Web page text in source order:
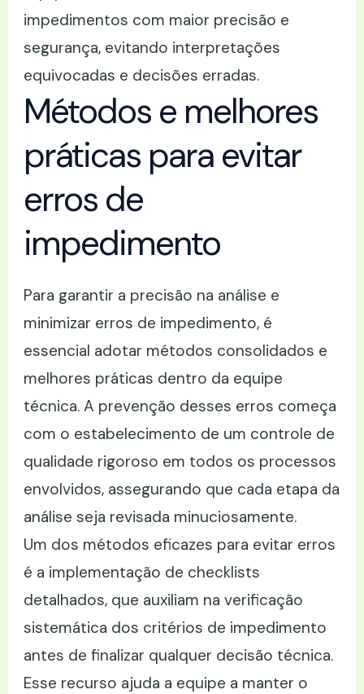
impedimentos com maior precisão e
segurança, evitando interpretações
equivocadas e decisões erradas.
Métodos e melhores
práticas para evitar
erros de
impedimento
Para garantir a precisão na análise e
minimizar erros de impedimento, é
essencial adotar métodos consolidados e
melhores práticas dentro da equipe
técnica. A prevenção desses erros começa
com o estabelecimento de um controle de
qualidade rigoroso em todos os processos
envolvidos, assegurando que cada etapa da
análise seja revisada minuciosamente.
Um dos métodos eficazes para evitar erros
é a implementação de checklists
detalhados, que auxiliam na verificação
sistemática dos critérios de impedimento
antes de finalizar qualquer decisão técnica.
Esse recurso ajuda a equipe a manter o